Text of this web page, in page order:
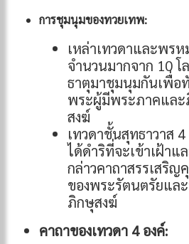
การชุมนุมของทวยเทพ:
เหล่าเทวดาและพรห
จำนวนมากจาก 10 โ
ธาตุมาชุมนุมกันเพื่อ
พระผู้มีพระภาคแล
สงฆ์
เทวดาชั้นสุทธาวาส 4
ได้ดำริที่จะเข้าเฝ้าแ
กล่าวคาถาสรรเสริญ
ของพระรัตนตรัยแล
ภิกษุสงฆ์
คาถาของเทวดา 4 องค์: